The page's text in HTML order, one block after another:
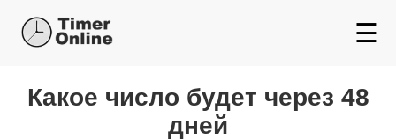
☰
Какой день будет через
Какое число будет через 48
дней